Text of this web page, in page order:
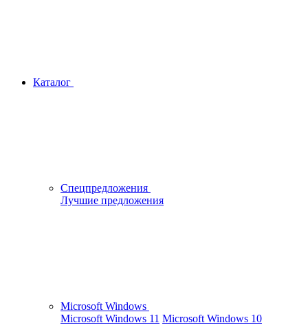
Каталог
Спецпредложения
Лучшие предложения
Microsoft Windows
Microsoft Windows 11 Microsoft Windows 10